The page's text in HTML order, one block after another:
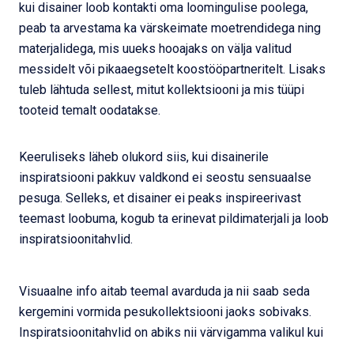
kui disainer loob kontakti oma loomingulise poolega,
peab ta arvestama ka värskeimate moetrendidega ning
materjalidega, mis uueks hooajaks on välja valitud
messidelt või pikaaegsetelt koostööpartneritelt. Lisaks
tuleb lähtuda sellest, mitut kollektsiooni ja mis tüüpi
tooteid temalt oodatakse.
Keeruliseks läheb olukord siis, kui disainerile
inspiratsiooni pakkuv valdkond ei seostu sensuaalse
pesuga. Selleks, et disainer ei peaks inspireerivast
teemast loobuma, kogub ta erinevat pildimaterjali ja loob
inspiratsioonitahvlid.
Visuaalne info aitab teemal avarduda ja nii saab seda
kergemini vormida pesukollektsiooni jaoks sobivaks.
Inspiratsioonitahvlid on abiks nii värvigamma valikul kui